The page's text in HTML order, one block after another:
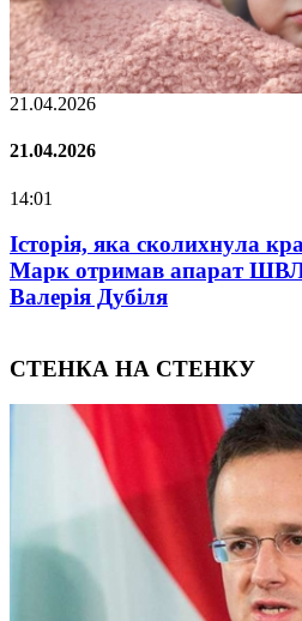
21.04.2026
21.04.2026
14:01
Історія, яка сколихнула
Марк отримав апарат ШВЛ
Валерія Дубіля
СТЕНКА НА СТЕНКУ